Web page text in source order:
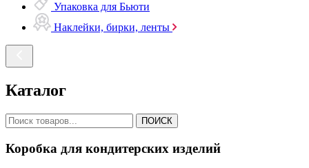
Упаковка для Бьюти
Наклейки, бирки, ленты
Каталог
ПОИСК
Коробка для кондитерских изделий